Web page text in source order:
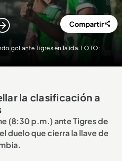
gol ante Tigres en la ida. FOTO:
Compartir
la clasificación a
(8:30 p.m.) ante Tigres de
duelo que cierra la llave de